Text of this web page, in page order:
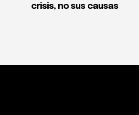
crisis, no sus causas